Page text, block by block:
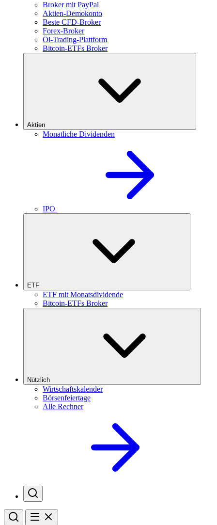
Broker mit PayPal
Aktien-Demokonto
Beste CFD-Broker
Forex-Broker
Öl-Trading-Plattform
Bitcoin-ETFs Broker
Aktien
Monatliche Dividenden
IPO
ETF
ETF mit Monatsdividende
Bitcoin-ETFs Broker
Nützlich
Wirtschaftskalender
Börsenfeiertage
Alle Rechner